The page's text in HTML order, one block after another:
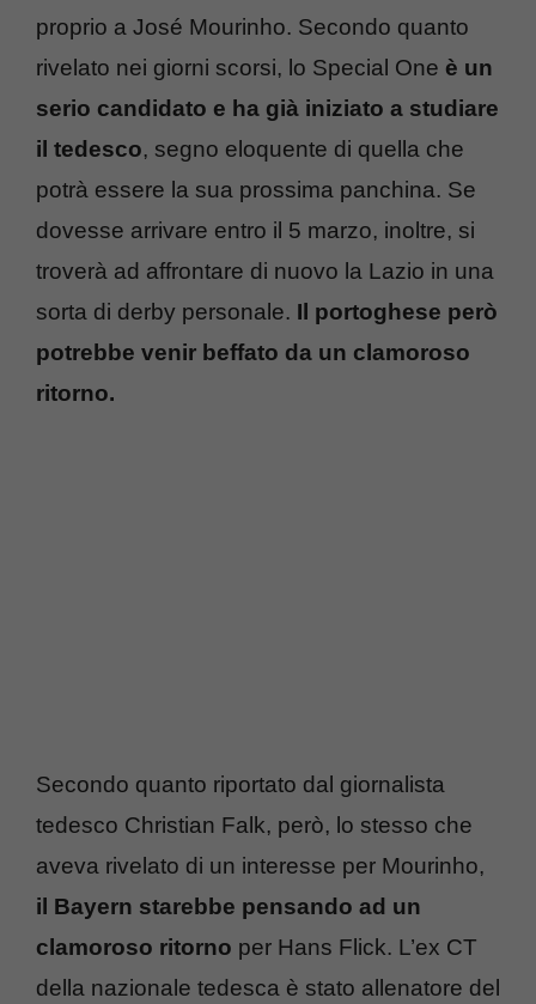
proprio a José Mourinho. Secondo quanto
rivelato nei giorni scorsi, lo Special One è un
serio candidato e ha già iniziato a studiare
il tedesco, segno eloquente di quella che
potrà essere la sua prossima panchina. Se
dovesse arrivare entro il 5 marzo, inoltre, si
troverà ad affrontare di nuovo la Lazio in una
sorta di derby personale. Il portoghese però
potrebbe venir beffato da un clamoroso
ritorno.
Secondo quanto riportato dal giornalista
tedesco Christian Falk, però, lo stesso che
aveva rivelato di un interesse per Mourinho,
il Bayern starebbe pensando ad un
clamoroso ritorno per Hans Flick. L’ex CT
della nazionale tedesca è stato allenatore del